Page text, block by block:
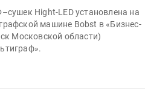
Hight-LED установлена на
машине Bobst в «Бизнес-
Московской области)
Росприроднадзор запускает
«Калькулятор утилизации»